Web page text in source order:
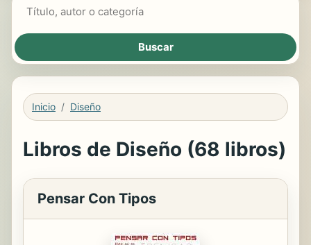
Inicio Diseño
Libros de Diseño (68 libros)
Pensar Con Tipos